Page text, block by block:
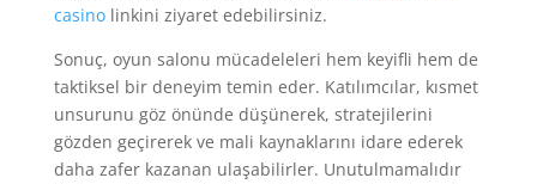
casinolinkini ziyaret edebilirsiniz.
Sonuç, oyun salonu mücadeleleri hem keyifli hem de
taktiksel bir deneyim temin eder. Katılımcılar, kısmet
unsurunu göz önünde düşünerek, stratejilerini
gözden geçirerek ve mali kaynaklarını idare ederek
daha zafer kazanan ulaşabilirler. Unutulmamalıdır